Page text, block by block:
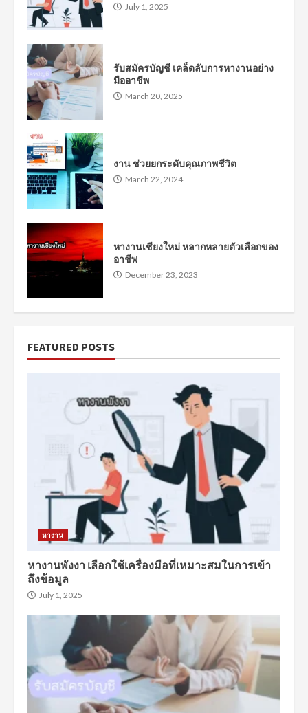
July 1, 2025
รับสมัครบัญชี เคล็ดลับการหางานอย่าง
มืออาชีพ
March 20, 2025
งาน ช่วยยกระดับคุณภาพชีวิต
March 22, 2024
หางานเชียงใหม่ หลากหลายตัวเลือกของ
อาชีพ
December 23, 2023
FEATURED POSTS
หางาน
หางานพังงา เลือกใช้เครื่องมือที่เหมาะสมในการเข้า
ถึงข้อมูล
July 1, 2025